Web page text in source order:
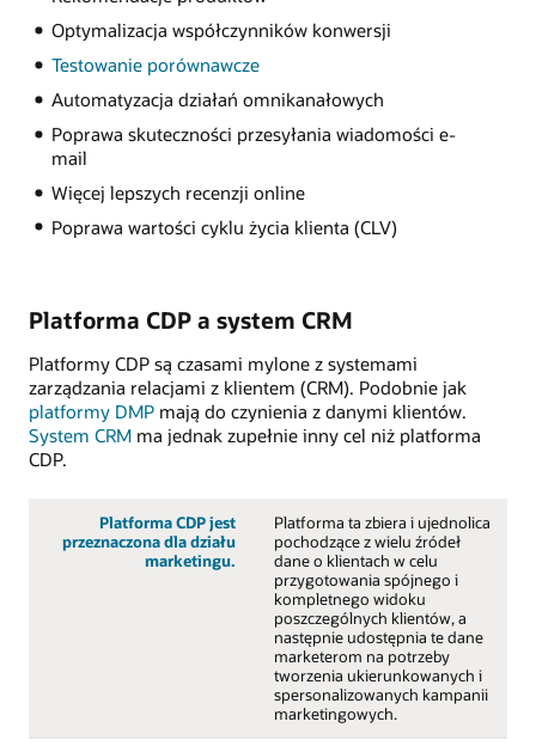
Optymalizacja współczynników konwersji
Testowanie porównawcze
Automatyzacja działań omnikanałowych
Poprawa skuteczności przesyłania wiadomości e-
mail
Więcej lepszych recenzji online
Poprawa wartości cyklu życia klienta (CLV)
Platforma CDP a system CRM
Platformy CDP są czasami mylone z systemami
zarządzania relacjami z klientem (CRM). Podobnie jak
platformy DMP mają do czynienia z danymi klientów.
System CRM ma jednak zupełnie inny cel niż platforma
CDP.
Platforma CDP jest
przeznaczona dla działu
marketingu.
Platforma ta zbiera i ujednolica
pochodzące z wielu źródeł
dane o klientach w celu
przygotowania spójnego i
kompletnego widoku
poszczególnych klientów, a
następnie udostępnia te dane
marketerom na potrzeby
tworzenia ukierunkowanych i
spersonalizowanych kampanii
marketingowych.